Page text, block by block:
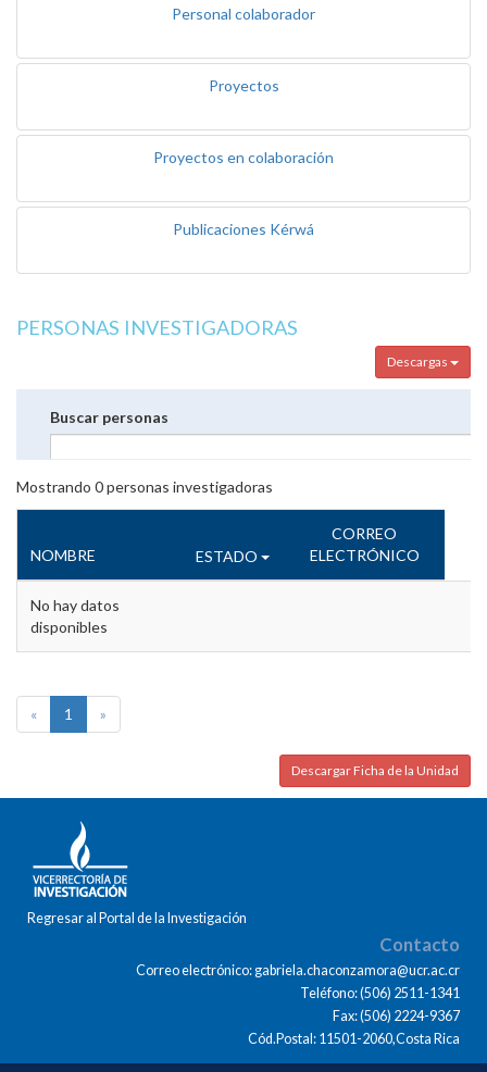
Personal colaborador
Proyectos
Proyectos en colaboración
Publicaciones Kérwá
PERSONAS INVESTIGADORAS
Descargas
Buscar personas
Mostrando 0personas investigadoras
NOMBRE ESTADO
CORREO
ELECTRÓNICO
No hay datos
disponibles
« 1 »
Descargar Ficha de la Unidad
Regresar al Portal de la Investigación
Contacto
Correo electrónico: gabriela.chaconzamora@ucr.ac.cr
Teléfono: (506) 2511-1341
Fax: (506) 2224-9367
Cód.Postal: 11501-2060,Costa Rica